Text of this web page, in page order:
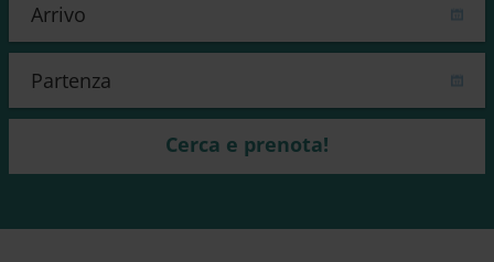
Cerca e prenota!